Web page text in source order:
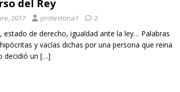
del Rey
2017 protestona1 2
estado de derecho, igualdad ante la ley… Palabras
y vacías dichas por una persona que reina
decidió un […]